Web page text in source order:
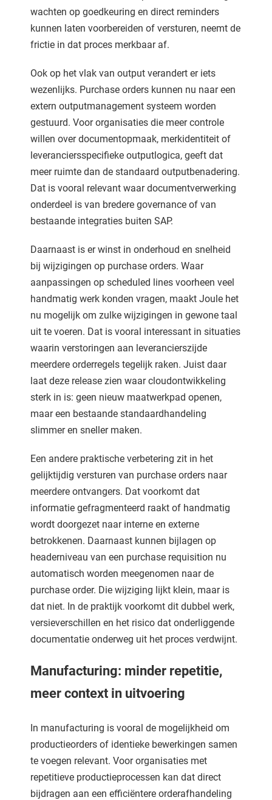
wachten op goedkeuring en direct reminders
kunnen laten voorbereiden of versturen, neemt de
frictie in dat proces merkbaar af.
Ook op het vlak van output verandert er iets
wezenlijks. Purchase orders kunnen nu naar een
extern outputmanagement systeem worden
gestuurd. Voor organisaties die meer controle
willen over documentopmaak, merkidentiteit of
leveranciersspecifieke outputlogica, geeft dat
meer ruimte dan de standaard outputbenadering.
Dat is vooral relevant waar documentverwerking
onderdeel is van bredere governance of van
bestaande integraties buiten SAP.
Daarnaast is er winst in onderhoud en snelheid
bij wijzigingen op purchase orders. Waar
aanpassingen op scheduled lines voorheen veel
handmatig werk konden vragen, maakt Joule het
nu mogelijk om zulke wijzigingen in gewone taal
uit te voeren. Dat is vooral interessant in situaties
waarin verstoringen aan leverancierszijde
meerdere orderregels tegelijk raken. Juist daar
laat deze release zien waar cloudontwikkeling
sterk in is: geen nieuw maatwerkpad openen,
maar een bestaande standaardhandeling
slimmer en sneller maken.
Een andere praktische verbetering zit in het
gelijktijdig versturen van purchase orders naar
meerdere ontvangers. Dat voorkomt dat
informatie gefragmenteerd raakt of handmatig
wordt doorgezet naar interne en externe
betrokkenen. Daarnaast kunnen bijlagen op
headerniveau van een purchase requisition nu
automatisch worden meegenomen naar de
purchase order. Die wijziging lijkt klein, maar is
dat niet. In de praktijk voorkomt dit dubbel werk,
versieverschillen en het risico dat onderliggende
documentatie onderweg uit het proces verdwijnt.
Manufacturing: minder repetitie,
meer context in uitvoering
In manufacturing is vooral de mogelijkheid om
productieorders of identieke bewerkingen samen
te voegen relevant. Voor organisaties met
repetitieve productieprocessen kan dat direct
bijdragen aan een efficiëntere orderafhandeling